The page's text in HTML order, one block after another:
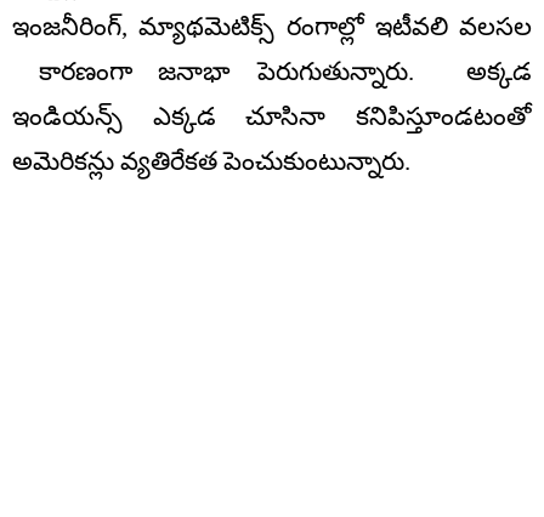
ఇంజనీరింగ్, మ్యాథమెటిక్స్ రంగాల్లో ఇటీవలి వలసల
కారణంగా జనాభా పెరుగుతున్నారు. అక్కడ
ఇండియన్స్ ఎక్కడ చూసినా కనిపిస్తూండటంతో
అమెరికన్లు వ్యతిరేకత పెంచుకుంటున్నారు.